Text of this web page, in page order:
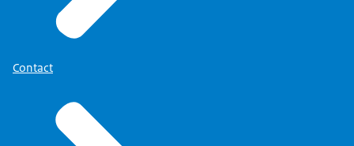
Contact